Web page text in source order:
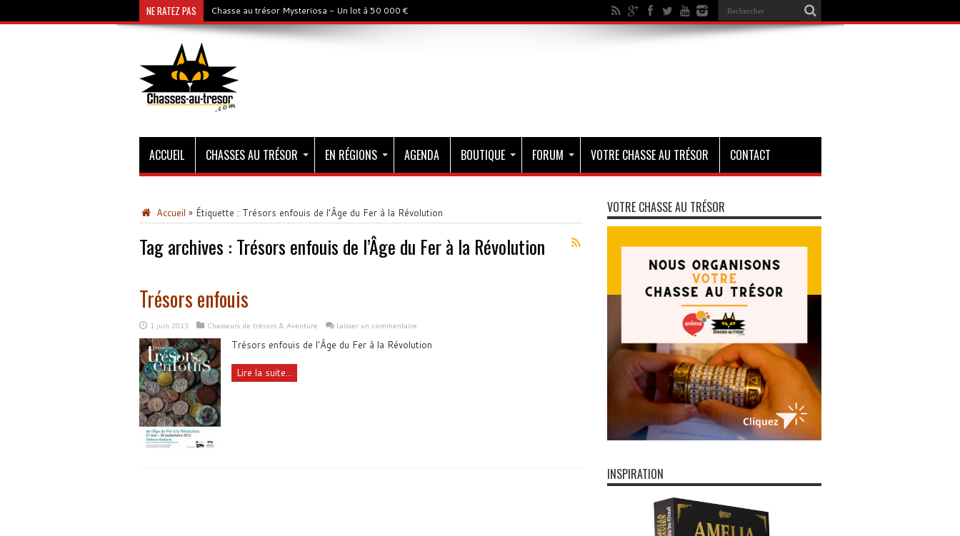
NE RATEZ PAS Chasse au trésor Mysteriosa - Un lot à 50 000 €
ACCUEIL CHASSES AU TRÉSOR EN RÉGIONS AGENDA BOUTIQUE FORUM VOTRE CHASSE AU TRÉSOR CONTACT
Accueil » Étiquette : Trésors enfouis de l’Âge du Fer à la Révolution
Tag archives : Trésors enfouis de l’Âge du Fer à la Révolution
Trésors enfouis
1 juin 2013 Chasseurs de trésors & Aventure Laisser un commentaire
Trésors enfouis de l'Âge du Fer à la Révolution
Lire la suite...
VOTRE CHASSE AU TRÉSOR
INSPIRATION